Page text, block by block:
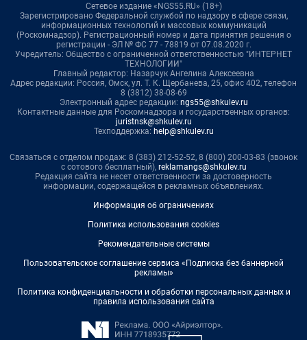
Сетевое издание «NGS55.RU» (18+)
Зарегистрировано Федеральной службой по надзору в сфере связи,
информационных технологий и массовых коммуникаций
(Роскомнадзор). Регистрационный номер и дата принятия решения о
регистрации - ЭЛ № ФС 77 - 78819 от 07.08.2020 г.
Учредитель: Общество с ограниченной ответственностью "ИНТЕРНЕТ
ТЕХНОЛОГИИ"
Главный редактор: Назарчук Ангелина Алексеевна
Адрес редакции: Россия, Омск, ул. Т. К. Щербанева, 25, офис 402, телефон
8 (3812) 38-08-69
Электронный адрес редакции: ngs55@shkulev.ru
Контактные данные для Роскомнадзора и государственных органов:
juristnsk@shkulev.ru
Техподдержка: help@shkulev.ru
Связаться с отделом продаж: 8 (383) 212-52-52, 8 (800) 200-03-83 (звонок
с сотового бесплатный), reklamangs@shkulev.ru
Редакция сайта не несет ответственности за достоверность
информации, содержащейся в рекламных объявлениях.
Информация об ограничениях
Политика использования cookies
Рекомендательные системы
Пользовательское соглашение сервиса «Подписка без баннерной
рекламы»
Политика конфиденциальности и обработки персональных данных и
правила использования сайта